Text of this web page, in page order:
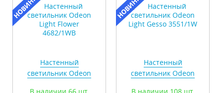
Настенный
светильник Odeon
Настенный
светильник Odeon